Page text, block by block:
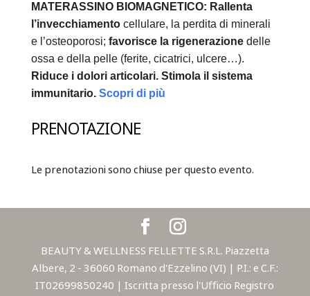
MATERASSINO BIOMAGNETICO: Rallenta
l’invecchiamentocellulare, la perdita di minerali
e l’osteoporosi; favorisce la rigenerazionedelle
ossa e della pelle (ferite, cicatrici, ulcere…).
Riduce i dolori articolari. Stimola il sistema
immunitario. Scopri di più
PRENOTAZIONE
Le prenotazioni sono chiuse per questo evento.
BEAUTY & WELLNESS FELLETTE S.R.L. Piazzetta
Albere, 2 - 36060 Romano d'Ezzelino (VI) | P.I.: e C.F.:
IT02699850240 | Iscritta presso l'Ufficio Registro